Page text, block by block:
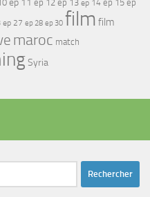
ep 12 ep 13 ep 14 ep 15 ep
ep 27 ep 28 ep 30 film film
maroc match
Syria